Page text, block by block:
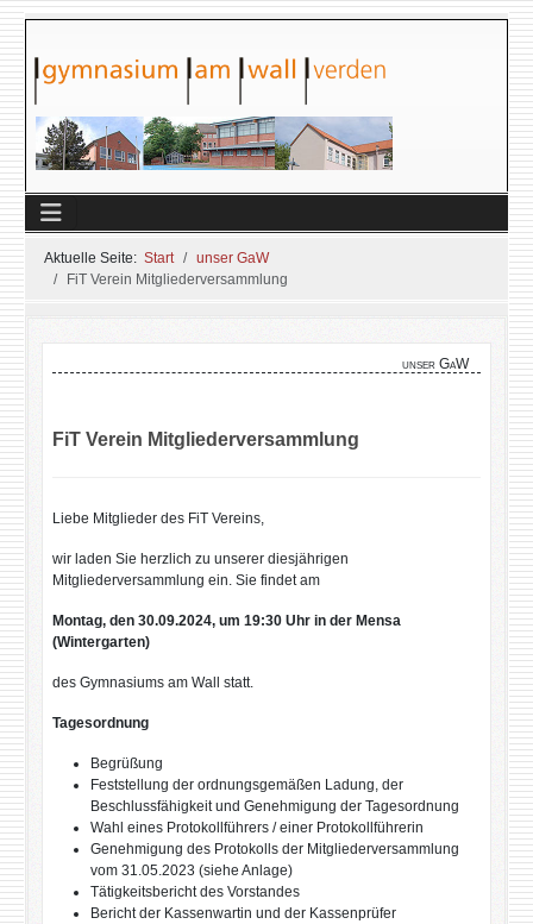
Aktuelle Seite: Start
unser GaW
FiT Verein Mitgliederversammlung
unser GaW
FiT Verein Mitgliederversammlung
Liebe Mitglieder des FiT Vereins,
wir laden Sie herzlich zu unserer diesjährigen
Mitgliederversammlung ein. Sie findet am
Montag, den 30.09.2024, um 19:30 Uhr in der Mensa
(Wintergarten)
des Gymnasiums am Wall statt.
Tagesordnung
Begrüßung
Feststellung der ordnungsgemäßen Ladung, der
Beschlussfähigkeit und Genehmigung der Tagesordnung
Wahl eines Protokollführers / einer Protokollführerin
Genehmigung des Protokolls der Mitgliederversammlung
vom 31.05.2023 (siehe Anlage)
Tätigkeitsbericht des Vorstandes
Bericht der Kassenwartin und der Kassenprüfer